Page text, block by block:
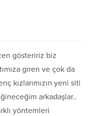
gösteririz biz
giren ve çok da
kızlarımızın yeni siti
arkadaşlar..
yöntemleri